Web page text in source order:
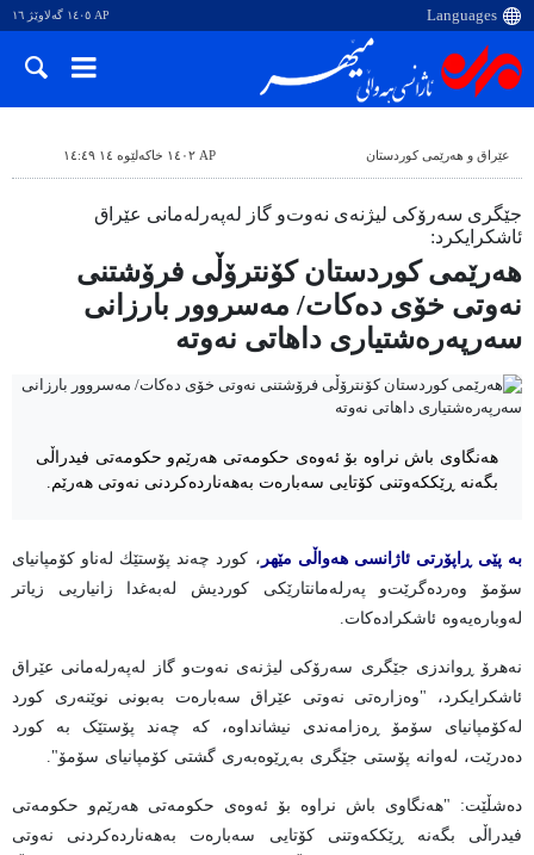
AP ١٤٠٥ گەلاوێژ ١٦
عێراق و هەرێمی کوردستان AP ١٤٠٢ خاکەلێوە ١٤ ١٤:٤٩
جێگری سەرۆکی لیژنەی نەوت‌و گاز لەپه‌رله‌مانى عێراق
ئاشكرایكرد:
هەرێمی کوردستان کۆنترۆڵی فرۆشتنی
نەوتی خۆی دەکات/ مەسروور بارزانی
سەرپەرەشتیاری داهاتی نەوتە
هەنگاوی باش نراوە بۆ ئەوەی حکومەتی هەرێم‌و حکومەتی فیدراڵی
بگەنە ڕێککەوتنی کۆتایی سەبارەت بەهەناردەکردنی نەوتی هەرێم.
بە پێی ڕاپۆرتی ئاژانسی هەواڵی مێهر ، كورد چه‌ند پۆستێك له‌ناو كۆمپانیاى
سۆمۆ وه‌رده‌گرێت‌و په‌رله‌مانتارێكى كوردیش له‌به‌غدا زانیاریی زیاتر
له‌وباره‌یه‌وه‌ ئاشكراده‌كات.
نەهرۆ ڕواندزی جێگری سەرۆکی لیژنەی نەوت‌و گاز لەپه‌رله‌مانى عێراق
ئاشكرایكرد، "وەزارەتی نەوتی عێراق سەبارەت بەبونی نوێنەری کورد
لەکۆمپانیای سۆمۆ ڕەزامەندی نیشانداوە، کە چەند پۆستێک بە کورد
دەدرێت، لەوانە پۆستی جێگری بەڕێوەبەری گشتی کۆمپانیای سۆمۆ".
ده‌شڵێت: "هەنگاوی باش نراوە بۆ ئەوەی حکومەتی هەرێم‌و حکومەتی
فیدراڵی بگەنە ڕێککەوتنی کۆتایی سەبارەت بەهەناردەکردنی نەوتی